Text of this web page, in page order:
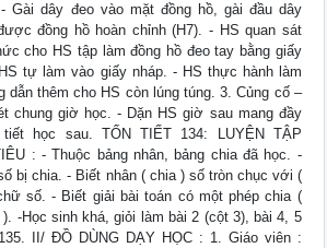
Gài dây đeo vào mặt đồng hồ, gài đầu dây
đồng hồ hoàn chỉnh (H7). - HS quan sát
cho HS tập làm đồng hồ đeo tay bằng giấy
tự làm vào giấy nháp. - HS thực hành làm
dẫn thêm cho HS còn lúng túng. 3. Củng cố –
chung giờ học. - Dặn HS giờ sau mang đầy
học sau. TỐN TIẾT 134: LUYỆN TẬP
: - Thuộc bảng nhân, bảng chia đã học. -
bị chia. - Biết nhân ( chia ) số tròn chục với (
số. - Biết giải bài toán có một phép chia (
). -Học sinh khá, giỏi làm bài 2 (cột 3), bài 4, 5
II/ ĐỒ DÙNG DẠY HỌC : 1. Giáo viên :